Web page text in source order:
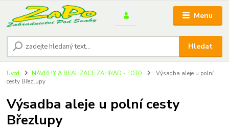
Menu
Hledat
Úvod NÁVRHY A REALIZACE ZAHRAD - FOTO
Výsadba aleje u polní
cesty Březlupy
Výsadba aleje u polní cesty
Březlupy